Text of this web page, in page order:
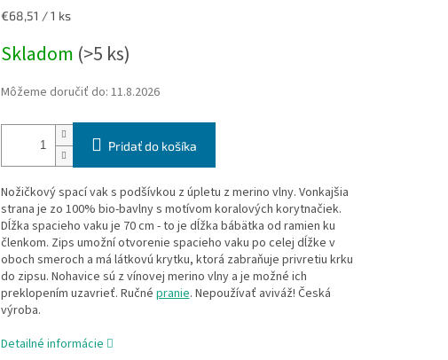
Jednotková
€68,51 / 1 ks
Skladom (>5 ks)
Môžeme doručiť do: 11.8.2026
Pridať do košíka
Nožičkový spací vak s podšívkou z úpletu z merino vlny. Vonkajšia
strana je zo 100% bio-bavlny s motívom koralových korytnačiek.
Dĺžka spacieho vaku je 70 cm - to je dĺžka bábätka od ramien ku
členkom. Zips umožní otvorenie spacieho vaku po celej dĺžke v
oboch smeroch a má látkovú krytku, ktorá zabraňuje privretiu krku
do zipsu. Nohavice sú z vínovej merino vlny a je možné ich
preklopením uzavrieť. Ručné pranie. Nepoužívať aviváž! Česká
výroba.
Detailné informácie